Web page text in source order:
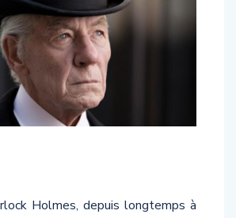
Holmes, depuis longtemps à